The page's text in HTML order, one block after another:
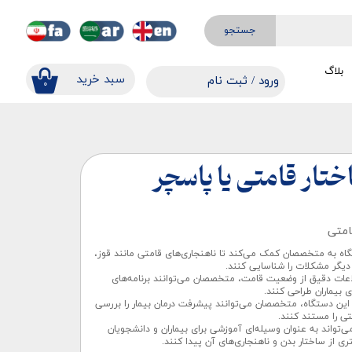
جستجو
۰ ​​سبد خرید ورود / ثبت نام
خروج از حساب کاربری
بلاگ
قامتی یا پاسچر
به متخصصان کمک می‌کند تا ناهنجاری‌های قامتی مانند قوز،
مشکلات را شناسایی کنند.
دقیق از وضعیت قامت، متخصصان می‌توانند برنامه‌های
بیماران طراحی کنند.
این دستگاه، متخصصان می‌توانند پیشرفت درمان بیمار را بررسی
را مستند کنند.
به عنوان وسیله‌ای آموزشی برای بیماران و دانشجویان
از ساختار بدن و ناهنجاری‌های آن پیدا کنند.